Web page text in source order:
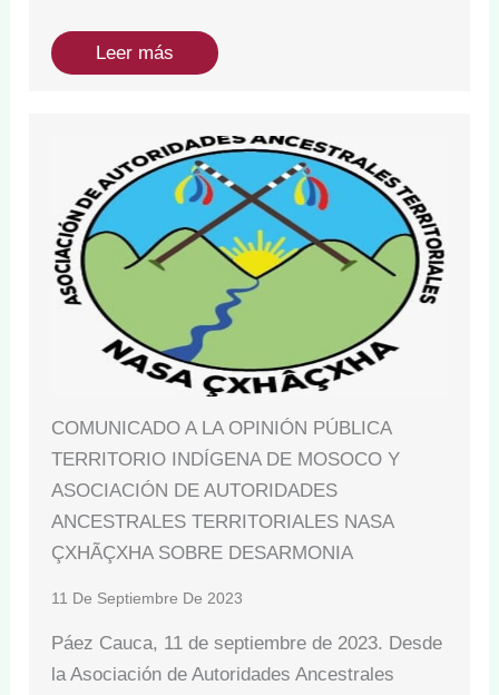
Leer más
COMUNICADO A LA OPINIÓN PÚBLICA
TERRITORIO INDÍGENA DE MOSOCO Y
ASOCIACIÓN DE AUTORIDADES
ANCESTRALES TERRITORIALES NASA
ÇXHÃÇXHA SOBRE DESARMONIA
11 De Septiembre De 2023
Páez Cauca, 11 de septiembre de 2023. Desde
la Asociación de Autoridades Ancestrales